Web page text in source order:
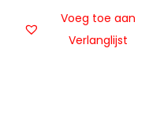
Voeg toe aan
Verlanglijst